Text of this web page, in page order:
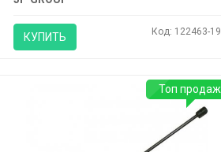
КУПИТЬ Код: 122463-19
Топ продаж